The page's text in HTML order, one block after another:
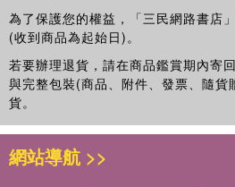
為了保護您的權益，「三民網路書店」
(收到商品為起始日)。
若要辦理退貨，請在商品鑑賞期內寄
與完整包裝(商品、附件、發票、隨貨
貨。
網站導航 >>